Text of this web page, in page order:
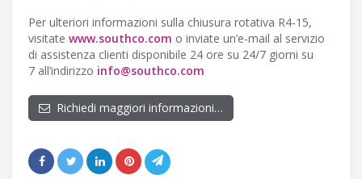
Per ulteriori informazioni sulla chiusura rotativa R4-15,
visitate www.southco.com o inviate un’e-mail al servizio
di assistenza clienti disponibile 24 ore su 24/7 giorni su
7 all’indirizzo info@southco.com
Richiedi maggiori informazioni…